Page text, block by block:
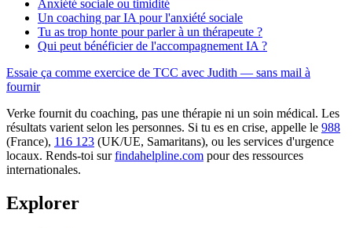
Anxiété sociale ou timidité
Un coaching par IA pour l'anxiété sociale
Tu as trop honte pour parler à un thérapeute ?
Qui peut bénéficier de l'accompagnement IA ?
Essaie ça comme exercice de TCC avec Judith — sans mail à
fournir
Verke fournit du coaching, pas une thérapie ni un soin médical. Les
résultats varient selon les personnes. Si tu es en crise, appelle le 988
(France), 116 123 (UK/UE, Samaritans), ou les services d'urgence
locaux. Rends-toi sur findahelpline.com pour des ressources
internationales.
Explorer